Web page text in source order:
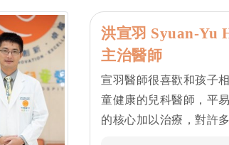
洪宣羽 Syuan-Yu
主治醫師
宣羽醫師很喜歡和孩子
童健康的兒科醫師，平
的核心加以治療，對許